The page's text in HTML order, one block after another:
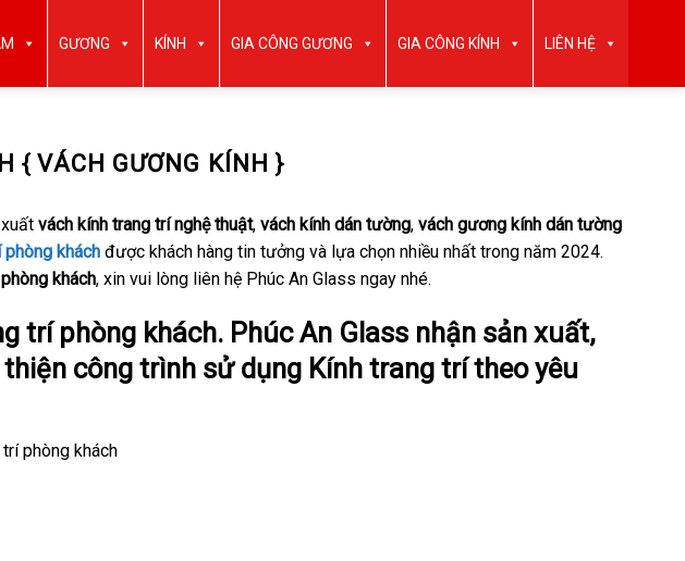
GƯƠNG KÍNH GIA CÔNG GƯƠNG GIA CÔNG KÍNH LIÊN HỆ
{ VÁCH GƯƠNG KÍNH }
vách kính trang trí nghệ thuật, vách kính dán tường, vách gương kính dán tường
kháchđược khách hàng tin tưởng và lựa chọn nhiều nhất trong năm 2024.
khách, xin vui lòng liên hệ Phúc An Glass ngay nhé.
trí phòng khách. Phúc An Glass nhận sản xuất,
công trình sử dụng Kính trang trí theo yêu
phòng khách